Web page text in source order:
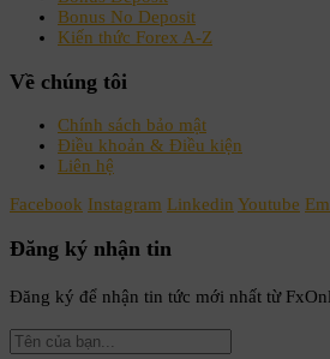
Bonus No Deposit
Kiến thức Forex A-Z
Về chúng tôi
Chính sách bảo mật
Điều khoản & Điều kiện
Liên hệ
Facebook Instagram Linkedin Youtube
Đăng ký nhận tin
Đăng ký để nhận tin tức mới nhất từ